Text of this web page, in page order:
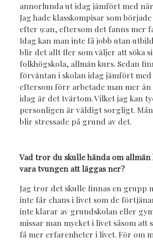
annorlunda ut idag jämfört med
Jag hade klasskompisar som
efter 9:an, eftersom det fanns mer
Idag kan man inte få jobb utan
blir det allt fler som väljer att söka
folkhögskola, allmän kurs. Sedan
förväntan i skolan idag jämfört
eftersom förr arbetade man mer
idag är det tvärtom. Vilket jag kan
personligen är väldigt sorgligt.
blir stressade på grund av det.
Vad tror du skulle hända om allmän
vara tvungen att läggas ner?
Jag tror det skulle finnas en grupp
inte får chans i livet som de
inte klarar av grundskolan eller
missar man mycket i livet såsom att
få mer erfarenheter i livet. För om